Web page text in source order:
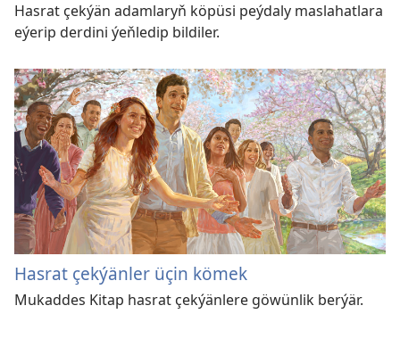
Hasrat çekýän adamlaryň köpüsi peýdaly maslahatlara
eýerip derdini ýeňledip bildiler.
Hasrat çekýänler üçin kömek
Mukaddes Kitap hasrat çekýänlere göwünlik berýär.